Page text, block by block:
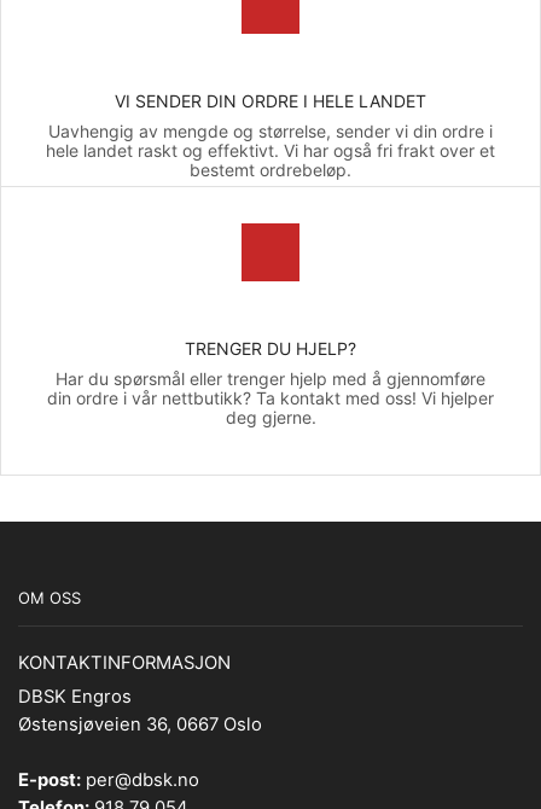
VI SENDER DIN ORDRE I HELE LANDET
Uavhengig av mengde og størrelse, sender vi din ordre i
hele landet raskt og effektivt. Vi har også fri frakt over et
bestemt ordrebeløp.
TRENGER DU HJELP?
Har du spørsmål eller trenger hjelp med å gjennomføre
din ordre i vår nettbutikk? Ta kontakt med oss! Vi hjelper
deg gjerne.
OM OSS
KONTAKTINFORMASJON
DBSK Engros
Østensjøveien 36, 0667 Oslo
E-post: per@dbsk.no